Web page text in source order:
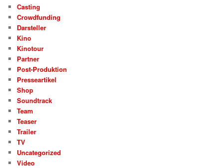
Casting
Crowdfunding
Darsteller
Kino
Kinotour
Partner
Post-Produktion
Presseartikel
Shop
Soundtrack
Team
Teaser
Trailer
TV
Uncategorized
Video